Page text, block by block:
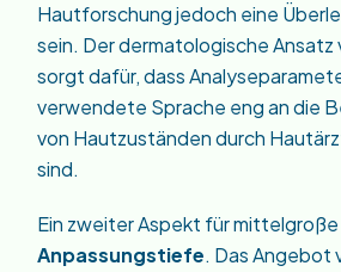
Hautforschung jedoch eine
sein. Der dermatologische Ansatz
sorgt dafür, dass
verwendete Sprache eng an die
von Hautzuständen durch
sind.
Ein zweiter Aspekt für mittelgroße
Anpassungstiefe. Das Angebot